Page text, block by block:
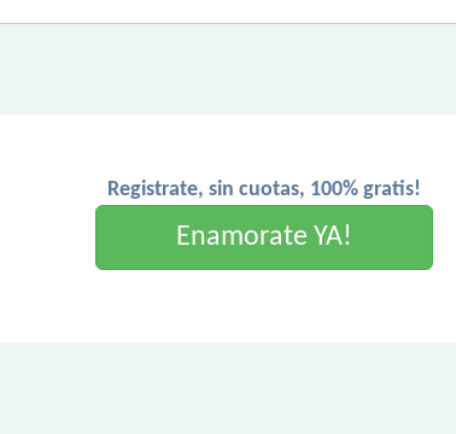
Registrate, sin cuotas, 100% gratis!
Enamorate YA!